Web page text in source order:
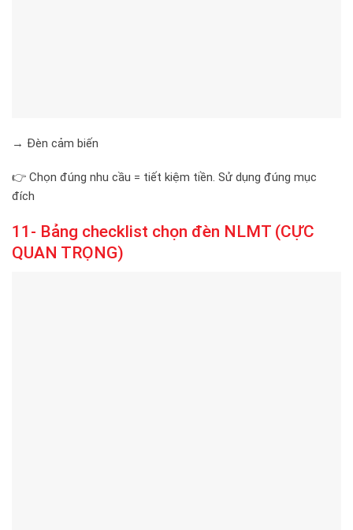
→ Đèn cảm biến
👉 Chọn đúng nhu cầu = tiết kiệm tiền. Sử dụng đúng mục
đích
11- Bảng checklist chọn đèn NLMT (CỰC
QUAN TRỌNG)